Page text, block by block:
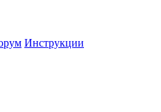
Инструкции